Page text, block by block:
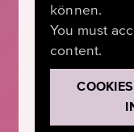
können.
You must
content.